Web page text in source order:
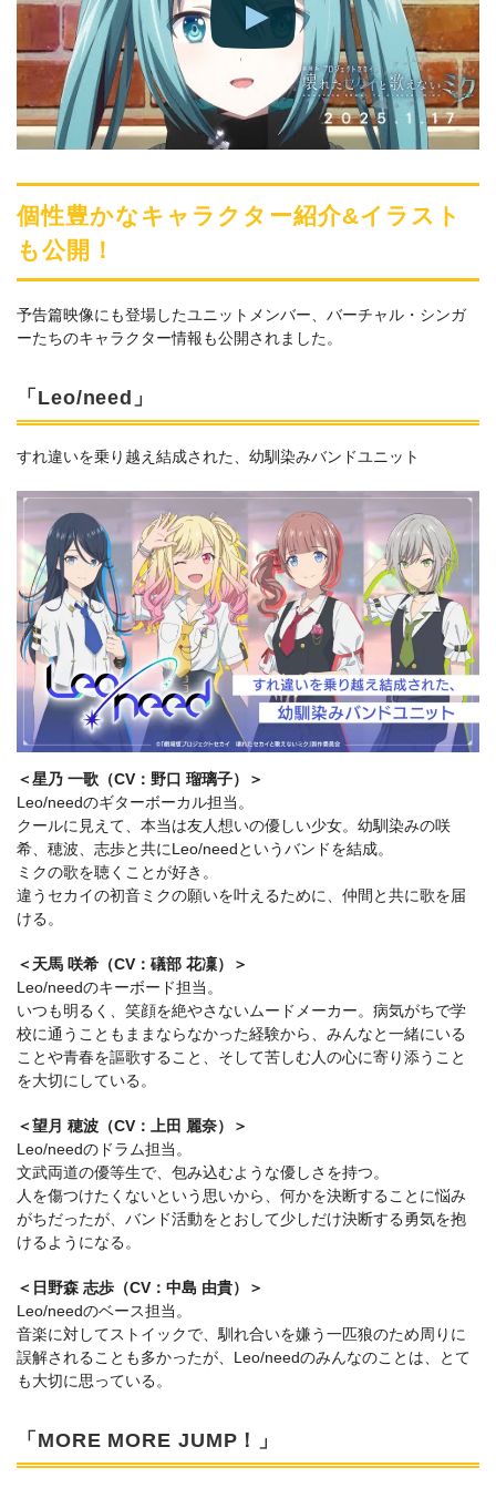
個性豊かなキャラクター紹介&イラスト
も公開！
予告篇映像にも登場したユニットメンバー、バーチャル・シンガ
ーたちのキャラクター情報も公開されました。
「Leo/need」
すれ違いを乗り越え結成された、幼馴染みバンドユニット
＜星乃 一歌（CV：野口 瑠璃子）＞
Leo/needのギターボーカル担当。
クールに見えて、本当は友人想いの優しい少女。幼馴染みの咲
希、穂波、志歩と共にLeo/needというバンドを結成。
ミクの歌を聴くことが好き。
違うセカイの初音ミクの願いを叶えるために、仲間と共に歌を届
ける。
＜天馬 咲希（CV：礒部 花凜）＞
Leo/needのキーボード担当。
いつも明るく、笑顔を絶やさないムードメーカー。病気がちで学
校に通うこともままならなかった経験から、みんなと一緒にいる
ことや青春を謳歌すること、そして苦しむ人の心に寄り添うこと
を大切にしている。
＜望月 穂波（CV：上田 麗奈）＞
Leo/needのドラム担当。
文武両道の優等生で、包み込むような優しさを持つ。
人を傷つけたくないという思いから、何かを決断することに悩み
がちだったが、バンド活動をとおして少しだけ決断する勇気を抱
けるようになる。
＜日野森 志歩（CV：中島 由貴）＞
Leo/needのベース担当。
音楽に対してストイックで、馴れ合いを嫌う一匹狼のため周りに
誤解されることも多かったが、Leo/needのみんなのことは、とて
も大切に思っている。
「MORE MORE JUMP！」